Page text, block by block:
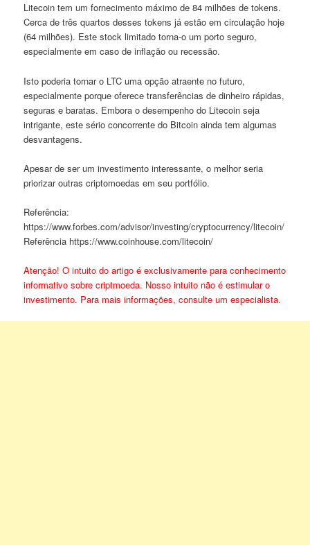
Litecoin tem um fornecimento máximo de 84 milhões de tokens.
Cerca de três quartos desses tokens já estão em circulação hoje
(64 milhões). Este stock limitado torna-o um porto seguro,
especialmente em caso de inflação ou recessão.
Isto poderia tornar o LTC uma opção atraente no futuro,
especialmente porque oferece transferências de dinheiro rápidas,
seguras e baratas. Embora o desempenho do Litecoin seja
intrigante, este sério concorrente do Bitcoin ainda tem algumas
desvantagens.
Apesar de ser um investimento interessante, o melhor seria
priorizar outras criptomoedas em seu portfólio.
Referência:
https://www.forbes.com/advisor/investing/cryptocurrency/litecoin/
Referência https://www.coinhouse.com/litecoin/
Atenção! O intuito do artigo é exclusivamente para conhecimento
informativo sobre criptmoeda. Nosso intuito não é estimular o
investimento. Para mais informações, consulte um especialista.